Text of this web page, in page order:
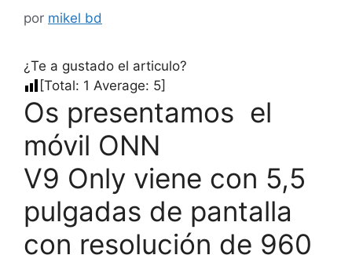
por mikel bd
¿Te a gustado el articulo?
[Total: 1 Average: 5]
Os presentamos el
móvil ONN
V9 Only viene con 5,5
pulgadas de pantalla
con resolución de 960